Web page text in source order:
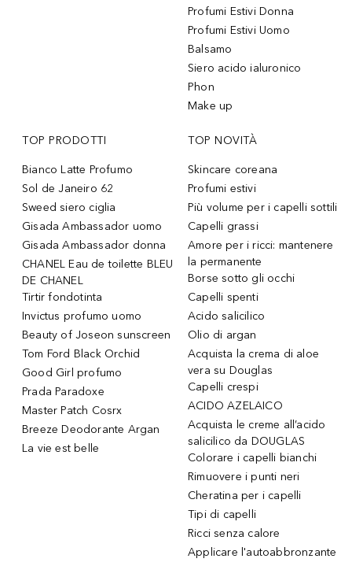
Profumi Estivi Donna
Profumi Estivi Uomo
Balsamo
Siero acido ialuronico
Phon
Make up
TOP PRODOTTI
Bianco Latte Profumo
Sol de Janeiro 62
Sweed siero ciglia
Gisada Ambassador uomo
Gisada Ambassador donna
CHANEL Eau de toilette BLEU
DE CHANEL
Tirtir fondotinta
Invictus profumo uomo
Beauty of Joseon sunscreen
Tom Ford Black Orchid
Good Girl profumo
Prada Paradoxe
Master Patch Cosrx
Breeze Deodorante Argan
La vie est belle
TOP NOVITÀ
Skincare coreana
Profumi estivi
Più volume per i capelli sottili
Capelli grassi
Amore per i ricci: mantenere
la permanente
Borse sotto gli occhi
Capelli spenti
Acido salicilico
Olio di argan
Acquista la crema di aloe
vera su Douglas
Capelli crespi
ACIDO AZELAICO
Acquista le creme all’acido
salicilico da DOUGLAS
Colorare i capelli bianchi
Rimuovere i punti neri
Cheratina per i capelli
Tipi di capelli
Ricci senza calore
Applicare l'autoabbronzante